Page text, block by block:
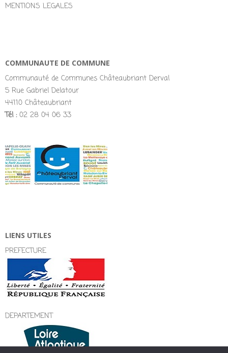
MENTIONS LEGALES
COMMUNAUTE DE COMMUNE
Communauté de Communes Châteaubriant Derval
5 Rue Gabriel Delatour
44110 Châteaubriant
Tél :02 28 04 06 33
LIENS UTILES
PREFECTURE
DEPARTEMENT